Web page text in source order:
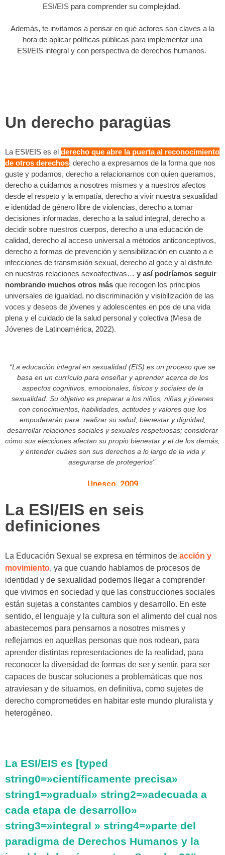
ESI/EIS para comprender su complejidad.
Además, te invitamos a pensar en qué actores son claves a la
hora de aplicar políticas públicas para implementar una
ESI/EIS integral y con perspectiva de derechos humanos.
Un derecho paragüas
La ESI/EIS es el derecho que abre la puerta al reconocimiento
de otros derechos: derecho a expresarnos de la forma que nos
guste y podamos, derecho a relacionarnos con quien queramos,
derecho a cuidarnos a nosotres mismes y a nuestros afectos
desde el respeto y la empatía, derecho a vivir nuestra sexualidad
e identidad de género libre de violencias, derecho a tomar
decisiones informadas, derecho a la salud integral, derecho a
decidir sobre nuestros cuerpos, derecho a una educación de
calidad, derecho al acceso universal a métodos anticonceptivos,
derecho a formas de prevención y sensibilización en cuanto a e
infecciones de transmisión sexual, derecho al goce y al disfrute
en nuestras relaciones sexoafectivas… y así podríamos seguir
nombrando muchos otros más que recogen los principios
universales de igualdad, no discriminación y visibilización de las
voces y deseos de jóvenes y adolescentes en pos de una vida
plena y el cuidado de la salud personal y colectiva (Mesa de
Jóvenes de Latinoamérica, 2022).
“La educación integral en sexualidad (EIS) es un proceso que se
basa en un currículo para enseñar y aprender acerca de los
aspectos cognitivos, emocionales, físicos y sociales de la
sexualidad. Su objetivo es preparar a los niños, niñas y jóvenes
con conocimientos, habilidades, actitudes y valores que los
empoderarán para: realizar su salud, bienestar y dignidad;
desarrollar relaciones sociales y sexuales respetuosas; considerar
cómo sus elecciones afectan su propio bienestar y el de los demás;
y entender cuáles son sus derechos a lo largo de la vida y
asegurarse de protegerlos".
Unesco, 2009
La ESI/EIS en seis
definiciones
La Educación Sexual se expresa en términos de acción y
movimiento, ya que cuando hablamos de procesos de
identidad y de sexualidad podemos llegar a comprender
que vivimos en sociedad y que las construcciones sociales
están sujetas a constantes cambios y desarrollo. En este
sentido, el lenguaje y la cultura son el alimento del cual nos
abastecemos para pensarnos a nosotres mismes y
reflejarnos en aquellas personas que nos rodean, para
aprender distintas representaciones de la realidad, para
reconocer la diversidad de formas de ser y sentir, para ser
capaces de buscar soluciones a problemáticas que nos
atraviesan y de situarnos, en definitiva, como sujetes de
derecho comprometides en habitar este mundo pluralista y
heterogéneo.
La ESI/EIS es [typed
string0=»científicamente precisa»
string1=»gradual» string2=»adecuada a
cada etapa de desarrollo»
string3=»integral » string4=»parte del
paradigma de Derechos Humanos y la